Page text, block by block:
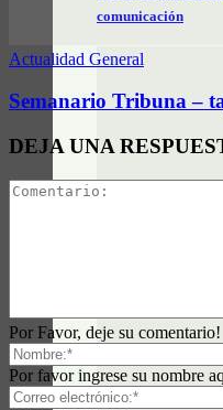
comunicación
Actualidad General
Semanario Tribuna –
DEJA UNA
Por Favor, deje su comentario!
Por favor ingrese su nombre